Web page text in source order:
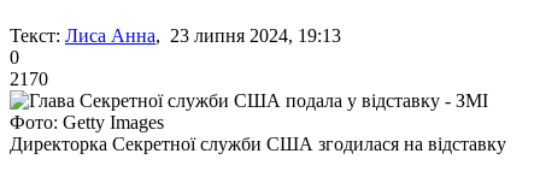
Текст: Лиса Анна, 23 липня 2024, 19:13
0
2170
Фото: Getty Images
Директорка Секретної служби США згодилася на відставку